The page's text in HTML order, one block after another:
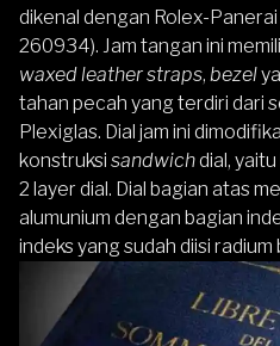
dikenal dengan Rolex-
260934). Jam tangan ini
waxed leather straps, bezel
tahan pecah yang terdiri dari
Plexiglas. Dial jam ini
konstruksi sandwichdial,
2 layer dial. Dial bagian atas
alumunium dengan bagian
indeks yang sudah diisi